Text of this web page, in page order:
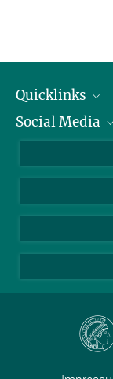
Quicklinks
IMPRS
Wetterstation
Social Media
BlueSky